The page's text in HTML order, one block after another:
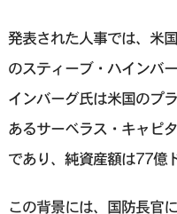
発表された人事では、米
のスティーブ・ハインバ
インバーグ氏は米国のプ
あるサーベラス・キャピ
であり、純資産額は77億
この背景には、国防長官